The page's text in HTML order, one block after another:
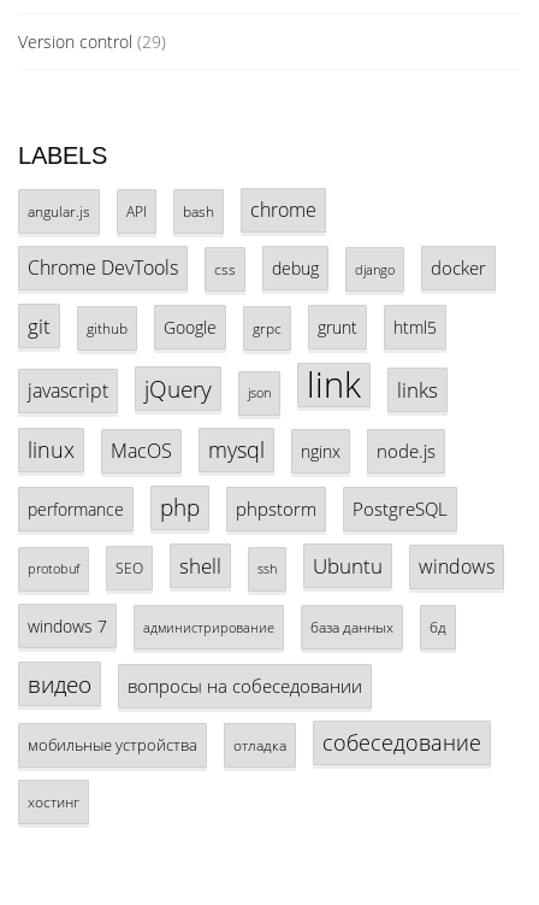
Version control (29)
LABELS
angular.js API bash chrome
Chrome DevTools css debug django docker
git github Google grpc grunt html5
javascript jQuery json link links
linux MacOS mysql nginx node.js
performance php phpstorm PostgreSQL
protobuf SEO shell ssh Ubuntu windows
windows 7 администрирование база данных бд
видео вопросы на собеседовании
мобильные устройства отладка собеседование
хостинг